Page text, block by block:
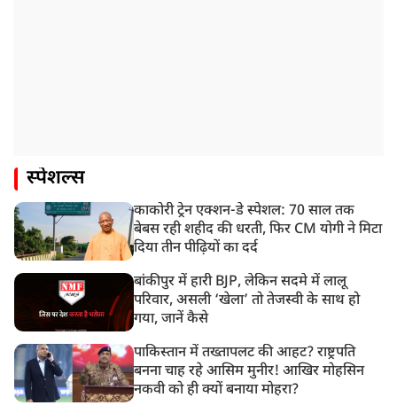
स्पेशल्स
काकोरी ट्रेन एक्शन-डे स्पेशल: 70 साल तक
बेबस रही शहीद की धरती, फिर CM योगी ने मिटा
दिया तीन पीढ़ियों का दर्द
बांकीपुर में हारी BJP, लेकिन सदमे में लालू
परिवार, असली ‘खेला’ तो तेजस्वी के साथ हो
गया, जानें कैसे
पाकिस्तान में तख्तापलट की आहट? राष्ट्रपति
बनना चाह रहे आसिम मुनीर! आखिर मोहसिन
नकवी को ही क्यों बनाया मोहरा?